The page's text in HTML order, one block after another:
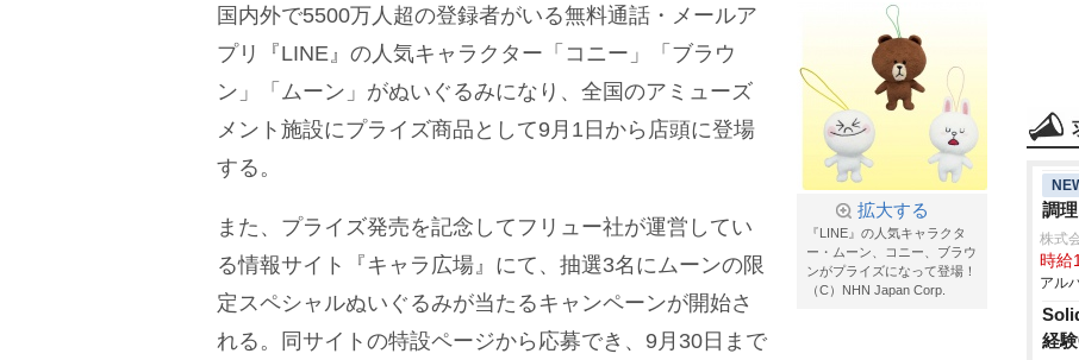
拡大する
『LINE』の人気キャラクタ
ー・ムーン、コニー、ブラウ
ンがプライズになって登場！
（C）NHN Japan Corp.
国内外で5500万人超の登録者がいる無料通話・メールア
プリ『LINE』の人気キャラクター「コニー」「ブラウ
ン」「ムーン」がぬいぐるみになり、全国のアミューズ
メント施設にプライズ商品として9月1日から店頭に登場
する。
また、プライズ発売を記念してフリュー社が運営してい
る情報サイト『キャラ広場』にて、抽選3名にムーンの限
定スペシャルぬいぐるみが当たるキャンペーンが開始さ
れる。同サイトの特設ページから応募でき、9月30日まで
調
株式
時給
アル
経